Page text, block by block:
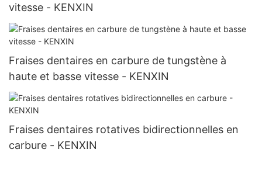
vitesse - KENXIN
Fraises dentaires en carbure de tungstène à
haute et basse vitesse - KENXIN
Fraises dentaires rotatives bidirectionnelles en
carbure - KENXIN